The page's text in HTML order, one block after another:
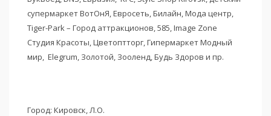
супермаркет ВотОнЯ, Евросеть, Билайн, Мода центр,
Tiger-Park – Город аттракционов, 585, Image Zone
Студия Красоты, Цветоптторг, Гипермаркет Модный
мир, Elegrum, Золотой, Зооленд, Будь Здоров и пр.
Город: Кировск, Л.О.